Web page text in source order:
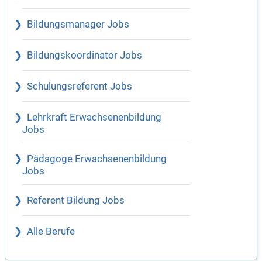
Bildungsmanager Jobs
Bildungskoordinator Jobs
Schulungsreferent Jobs
Lehrkraft Erwachsenenbildung
Jobs
Pädagoge Erwachsenenbildung
Jobs
Referent Bildung Jobs
Alle Berufe